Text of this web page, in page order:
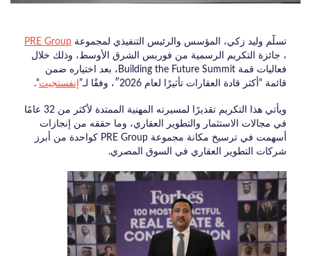
تسلّم وليد زكي، المؤسس والرئيس التنفيذي لمجموعة PRE Group
، جائزة التكريم الرسمية من فوربس الشرق الأوسط، وذلك خلال
فعاليات قمة Building the Future Summit، بعد اختياره ضمن
قائمة “أكثر قادة العقارات تأثيرًا لعام 2026″، وفقًا لـ”
إنفستجيت“.
ويأتي هذا التكريم تقديرًا لمسيرته المهنية الممتدة لأكثر من 32 عامًا
في مجالات الاستثمار والتطوير العقاري، وما حققه من إنجازات
أسهمت في ترسيخ مكانة مجموعة PRE Group كواحدة من أبرز
شركات التطوير العقاري في السوق المصري.